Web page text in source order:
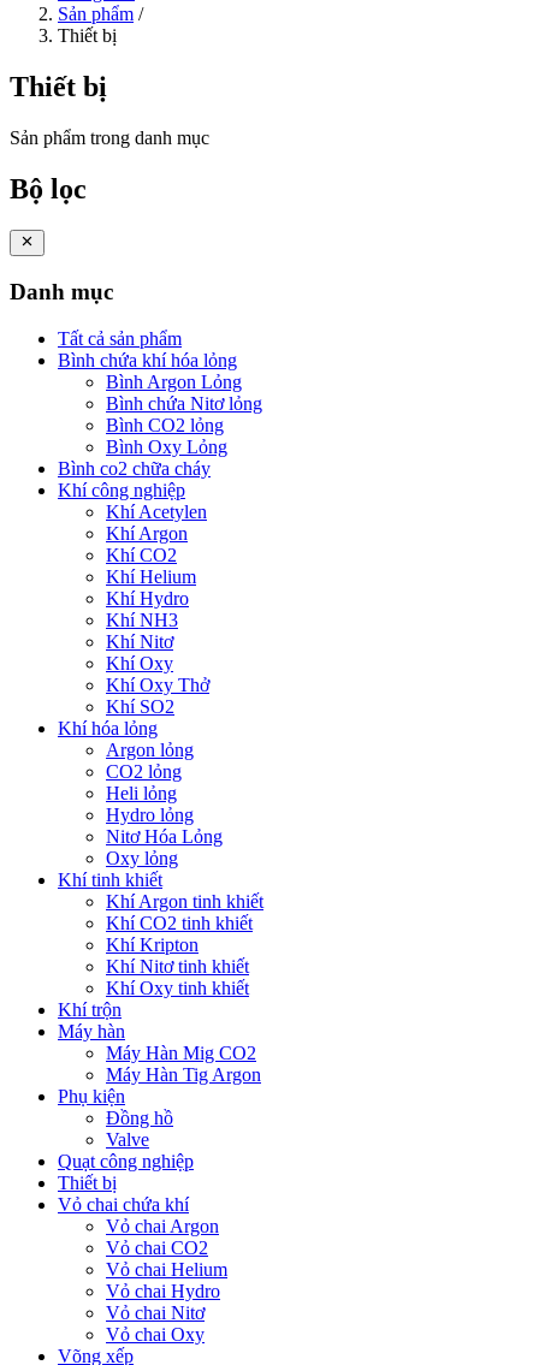
Sản phẩm /
Thiết bị
Thiết bị
Sản phẩm trong danh mục
Bộ lọc
Danh mục
Tất cả sản phẩm
Bình chứa khí hóa lỏng
Bình Argon Lỏng
Bình chứa Nitơ lỏng
Bình CO2 lỏng
Bình Oxy Lỏng
Bình co2 chữa cháy
Khí công nghiệp
Khí Acetylen
Khí Argon
Khí CO2
Khí Helium
Khí Hydro
Khí NH3
Khí Nitơ
Khí Oxy
Khí Oxy Thở
Khí SO2
Khí hóa lỏng
Argon lỏng
CO2 lỏng
Heli lỏng
Hydro lỏng
Nitơ Hóa Lỏng
Oxy lỏng
Khí tinh khiết
Khí Argon tinh khiết
Khí CO2 tinh khiết
Khí Kripton
Khí Nitơ tinh khiết
Khí Oxy tinh khiết
Khí trộn
Máy hàn
Máy Hàn Mig CO2
Máy Hàn Tig Argon
Phụ kiện
Đồng hồ
Valve
Quạt công nghiệp
Thiết bị
Vỏ chai chứa khí
Vỏ chai Argon
Vỏ chai CO2
Vỏ chai Helium
Vỏ chai Hydro
Vỏ chai Nitơ
Vỏ chai Oxy
Võng xếp